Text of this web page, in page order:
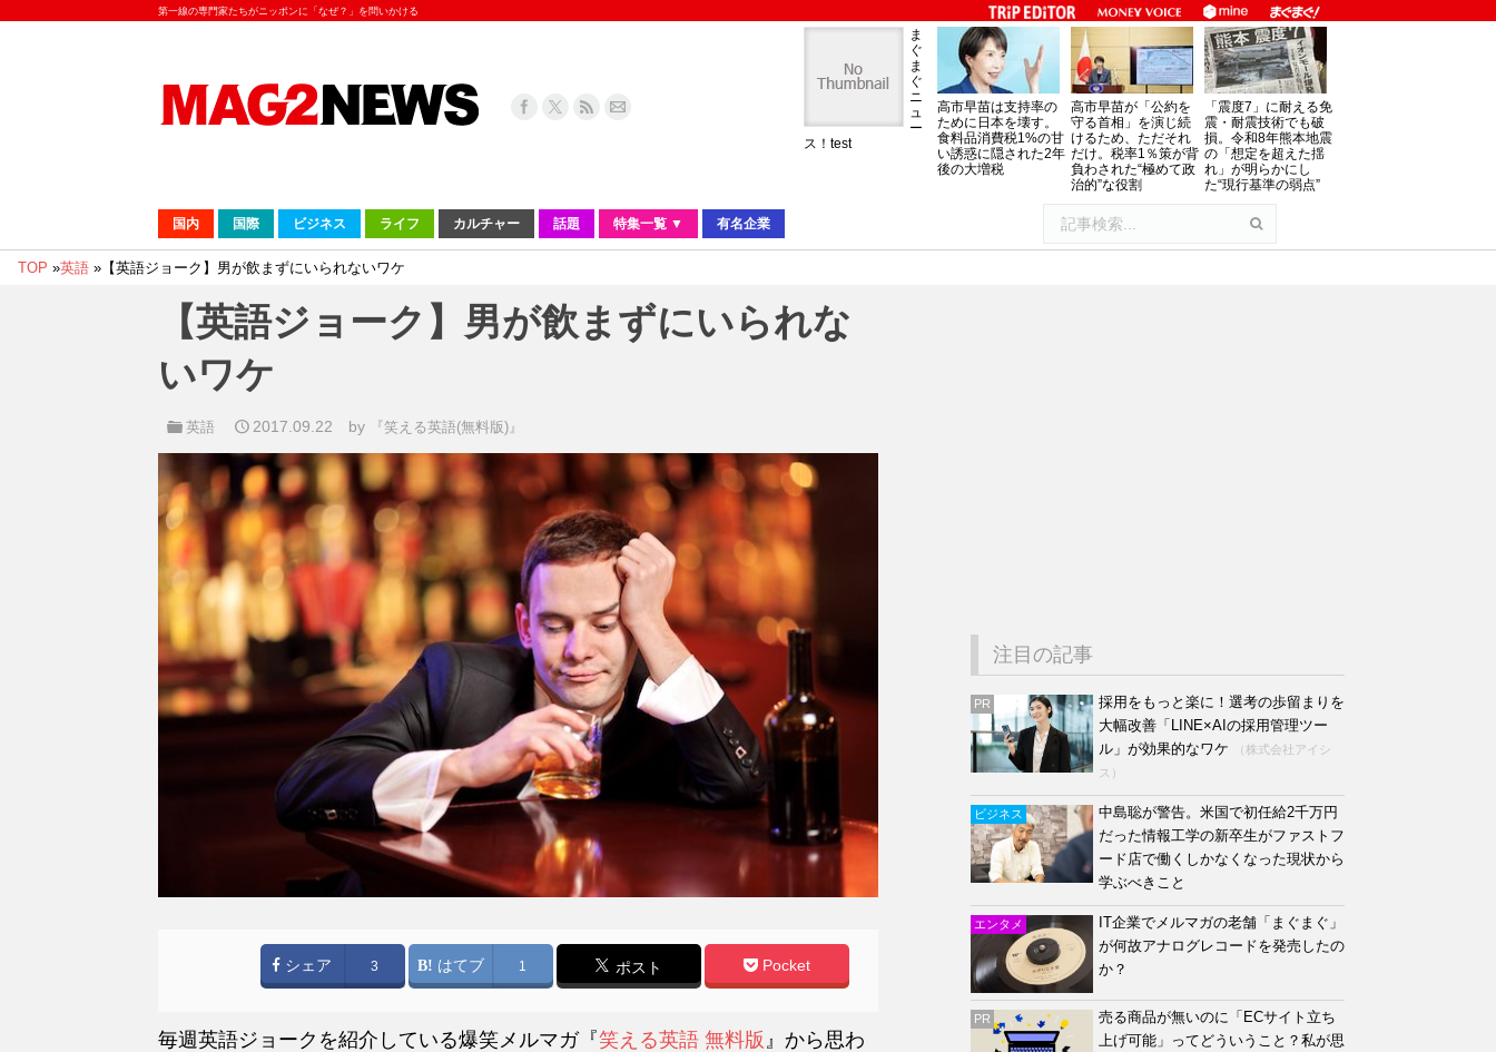
第一線の専門家たちがニッポンに「なぜ？」を問いかける
ま
ぐ
ま
ぐ
ニ
ュ
ー
ス！test
高市早苗は支持率の
ために日本を壊す。
食料品消費税1%の甘
い誘惑に隠された2年
後の大増税
高市早苗が「公約を
守る首相」を演じ続
けるため、ただそれ
だけ。税率1％策が背
負わされた“極めて政
治的”な役割
「震度7」に耐える免
震・耐震技術でも破
損。令和8年熊本地震
の「想定を超えた揺
れ」が明らかにし
た“現行基準の弱点”
国内 国際 ビジネス ライフ カルチャー 話題 特集一覧 ▼ 有名企業
TOP »英語 » 【英語ジョーク】男が飲まずにいられないワケ
【英語ジョーク】男が飲まずにいられな
いワケ
英語 2017.09.22 by 『笑える英語(無料版)』
シェア 3 はてブ 1 ポスト Pocket
毎週英語ジョークを紹介している爆笑メルマガ『笑える英語 無料版 』から思わ
注目の記事
PR
採用をもっと楽に！選考の歩留まりを
大幅改善「LINE×AIの採用管理ツー
ル」が効果的なワケ
（株式会社アイシ
ス）
ビジネス
中島聡が警告。米国で初任給2千万円
だった情報工学の新卒生がファストフ
ード店で働くしかなくなった現状から
学ぶべきこと
エンタメ
IT企業でメルマガの老舗「まぐまぐ」
が何故アナログレコードを発売したの
か？
PR
売る商品が無いのに「ECサイト立ち
上げ可能」ってどういうこと？私が思